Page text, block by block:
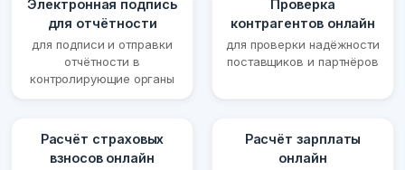
Электронная подпись
для отчётности
для подписи и отправки
отчётности в
контролирующие органы
Проверка
контрагентов онлайн
для проверки надёжности
поставщиков и партнёров
Расчёт страховых
взносов онлайн
Расчёт зарплаты
онлайн